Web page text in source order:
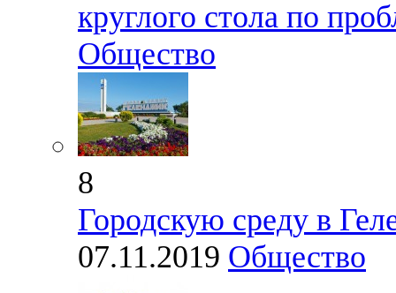
круглого стола по
Общество
8
Городскую среду в
07.11.2019 Общество